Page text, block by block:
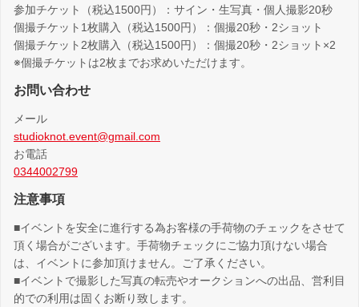
参加チケット（税込1500円）：サイン・生写真・個人撮影20秒
個撮チケット1枚購入（税込1500円）：個撮20秒・2ショット
個撮チケット2枚購入（税込1500円）：個撮20秒・2ショット×2
※個撮チケットは2枚までお求めいただけます。
お問い合わせ
メール
studioknot.event@gmail.com
お電話
0344002799
注意事項
■イベントを安全に進行する為お客様の手荷物のチェックをさせて
頂く場合がございます。手荷物チェックにご協力頂けない場合
は、イベントに参加頂けません。ご了承ください。
■イベントで撮影した写真の転売やオークションへの出品、営利目
的での利用は固くお断り致します。